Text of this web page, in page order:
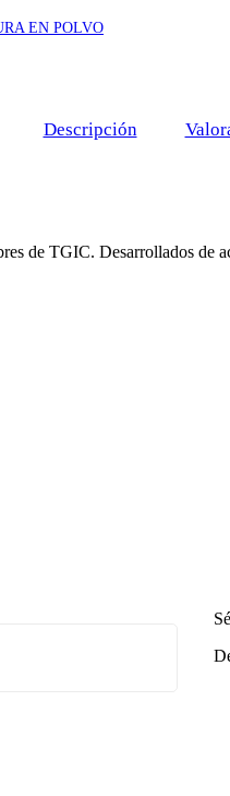
EN POLVO
Descripción
de TGIC. Desarrollados de